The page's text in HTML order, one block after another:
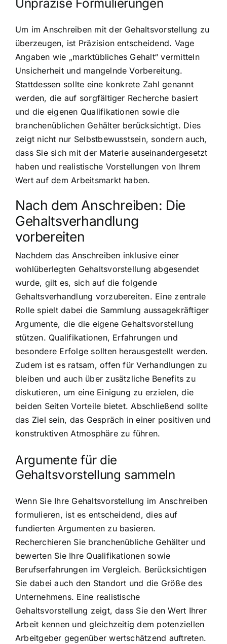
Unpräzise Formulierungen
Um im Anschreiben mit der Gehaltsvorstellung zu
überzeugen, ist Präzision entscheidend. Vage
Angaben wie „marktübliches Gehalt“ vermitteln
Unsicherheit und mangelnde Vorbereitung.
Stattdessen sollte eine konkrete Zahl genannt
werden, die auf sorgfältiger Recherche basiert
und die eigenen Qualifikationen sowie die
branchenüblichen Gehälter berücksichtigt. Dies
zeigt nicht nur Selbstbewusstsein, sondern auch,
dass Sie sich mit der Materie auseinandergesetzt
haben und realistische Vorstellungen von Ihrem
Wert auf dem Arbeitsmarkt haben.
Nach dem Anschreiben: Die
Gehaltsverhandlung
vorbereiten
Nachdem das Anschreiben inklusive einer
wohlüberlegten Gehaltsvorstellung abgesendet
wurde, gilt es, sich auf die folgende
Gehaltsverhandlung vorzubereiten. Eine zentrale
Rolle spielt dabei die Sammlung aussagekräftiger
Argumente, die die eigene Gehaltsvorstellung
stützen. Qualifikationen, Erfahrungen und
besondere Erfolge sollten herausgestellt werden.
Zudem ist es ratsam, offen für Verhandlungen zu
bleiben und auch über zusätzliche Benefits zu
diskutieren, um eine Einigung zu erzielen, die
beiden Seiten Vorteile bietet. Abschließend sollte
das Ziel sein, das Gespräch in einer positiven und
konstruktiven Atmosphäre zu führen.
Argumente für die
Gehaltsvorstellung sammeln
Wenn Sie Ihre Gehaltsvorstellung im Anschreiben
formulieren, ist es entscheidend, dies auf
fundierten Argumenten zu basieren.
Recherchieren Sie branchenübliche Gehälter und
bewerten Sie Ihre Qualifikationen sowie
Berufserfahrungen im Vergleich. Berücksichtigen
Sie dabei auch den Standort und die Größe des
Unternehmens. Eine realistische
Gehaltsvorstellung zeigt, dass Sie den Wert Ihrer
Arbeit kennen und gleichzeitig dem potenziellen
Arbeitgeber gegenüber wertschätzend auftreten.